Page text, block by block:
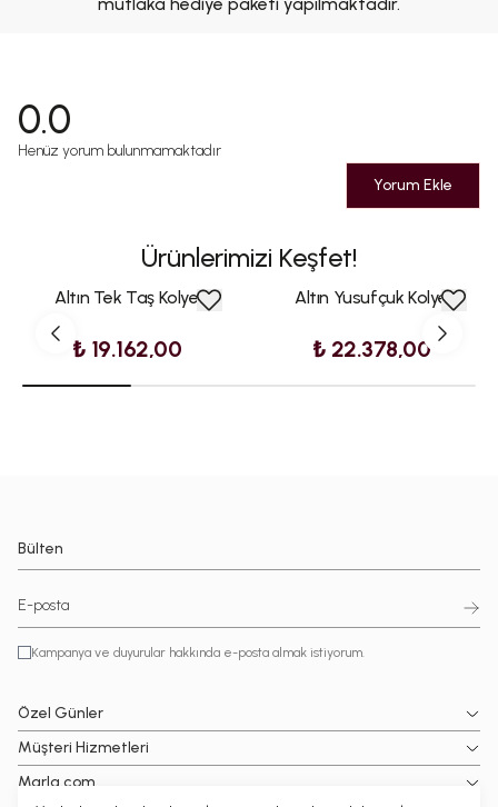
0.0
Henüz yorum bulunmamaktadır
Yorum Ekle
Ürünlerimizi Keşfet!
Altın Tek Taş Kolye
₺ 19.162,00
Altın Yusufçuk Kolye
₺ 22.378,00
Bülten
Kampanya ve duyurular hakkında e-posta almak istiyorum.
Özel Günler
Müşteri Hizmetleri
Marla.com